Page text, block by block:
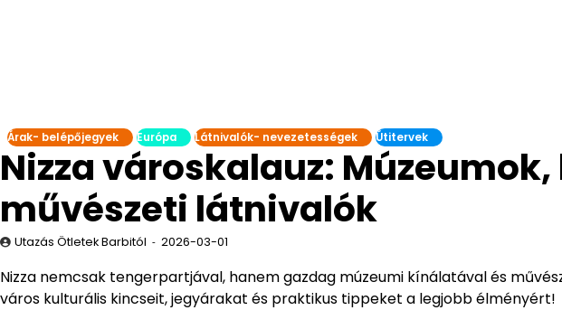
Árak- belépőjegyek Európa Látnivalók- nevezetességek Útitervek
Nizza városkalauz:
művészeti látnivalók
Utazás Ötletek Barbitól 2026-03-01
Nizza nemcsak tengerpartjával, hanem gazdag múzeumi kínálatával és
város kulturális kincseit, jegyárakat és praktikus tippeket a legjobb élményért!